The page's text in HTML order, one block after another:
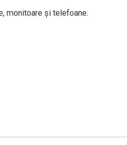
monitoare şi telefoane.